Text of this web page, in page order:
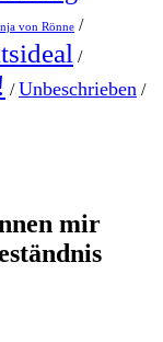
von Rönne /
/
/Unbeschrieben /
mir